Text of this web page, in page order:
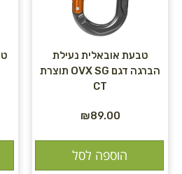
טבעת אובאלית נעילת
הברגה דגם OVX SG תוצרת
CT
₪89.00
הוספה לסל